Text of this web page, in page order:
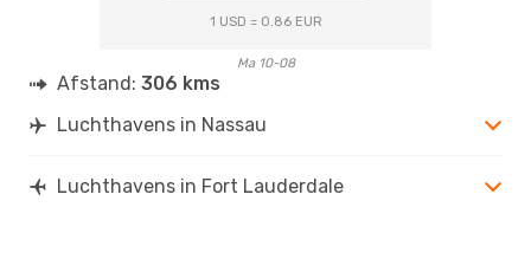
1 USD = 0.86 EUR
Ma 10-08
Afstand: 306 kms
Luchthavens in Nassau
Luchthavens in Fort Lauderdale